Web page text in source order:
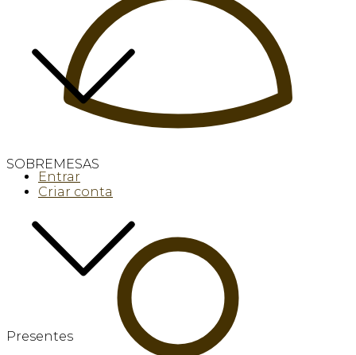
SOBREMESAS
Presentes
Entrar
Criar conta